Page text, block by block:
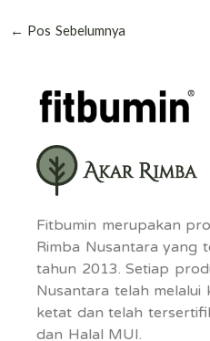
Dilakukan!
← Pos Sebelumnya
Fitbumin merupakan
Rimba Nusantara yang
tahun 2013. Setiap
Nusantara telah
ketat dan telah
dan Halal MUI.